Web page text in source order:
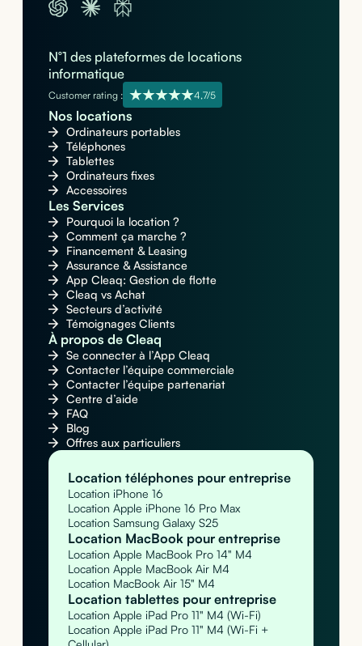
N°1 des plateformes de locations
informatique
Customer rating : 4,7/5
Nos locations
Ordinateurs portables
Téléphones
Tablettes
Ordinateurs fixes
Accessoires
Les Services
Pourquoi la location ?
Comment ça marche ?
Financement & Leasing
Assurance & Assistance
App Cleaq: Gestion de flotte
Cleaq vs Achat
Secteurs d’activité
Témoignages Clients
À propos de Cleaq
Se connecter à l’App Cleaq
Contacter l’équipe commerciale
Contacter l’équipe partenariat
Centre d’aide
FAQ
Blog
Offres aux particuliers
Location téléphones pour entreprise
Location iPhone 16
Location Apple iPhone 16 Pro Max
Location Samsung Galaxy S25
Location MacBook pour entreprise
Location Apple MacBook Pro 14" M4
Location Apple MacBook Air M4
Location MacBook Air 15" M4
Location tablettes pour entreprise
Location Apple iPad Pro 11" M4 (Wi-Fi)
Location Apple iPad Pro 11" M4 (Wi-Fi +